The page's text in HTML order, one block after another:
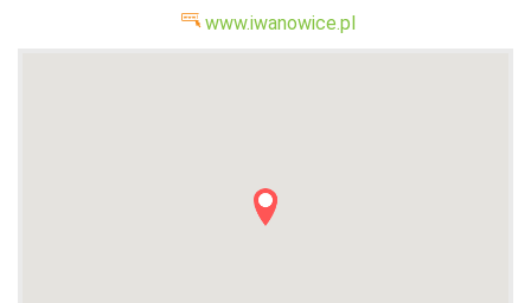
www.iwanowice.pl